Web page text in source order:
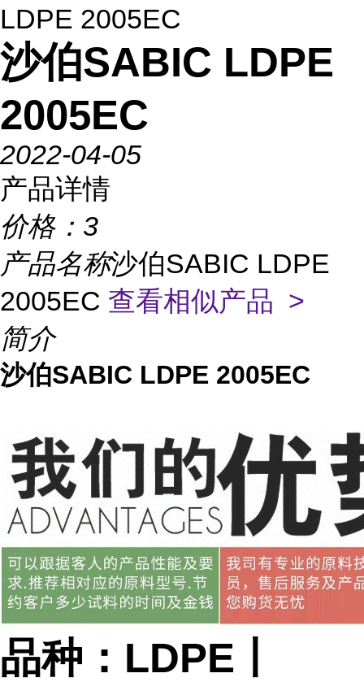
LDPE 2005EC
沙伯SABIC LDPE
2005EC
2022-04-05
产品详情
价格： 3
产品名称沙伯SABIC LDPE
2005EC 查看相似产品 >
简介
沙伯SABIC LDPE 2005EC
品种：LDPE丨